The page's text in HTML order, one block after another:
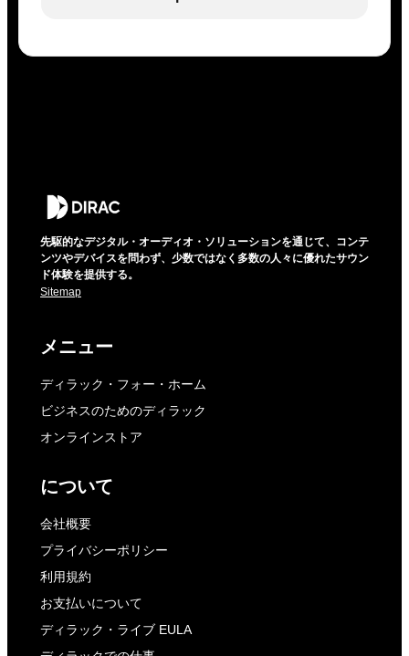
先駆的なデジタル・オーディオ・ソリューションを通じて、コンテ
ンツやデバイスを問わず、少数ではなく多数の人々に優れたサウン
ド体験を提供する。
Sitemap
メニュー
ディラック・フォー・ホーム
ビジネスのためのディラック
オンラインストア
について
会社概要
プライバシーポリシー
利用規約
お支払いについて
ディラック・ライブ EULA